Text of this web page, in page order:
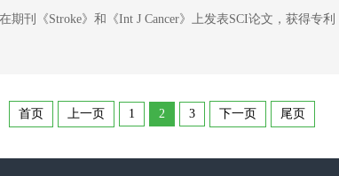
刊《Stroke》和《Int J Cancer》上发表SCI论文，获得专
首页 上一页 1 2 3 下一页 尾页